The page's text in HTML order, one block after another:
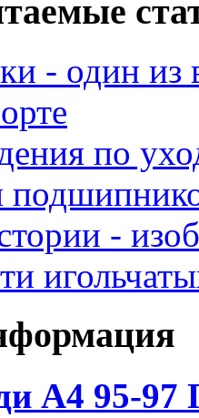
- один из
по
-
А4 95-97